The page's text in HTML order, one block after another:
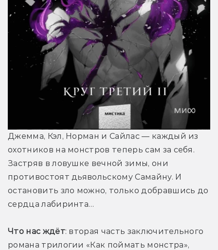
Джемма, Кэл, Норман и Сайлас — каждый из
охотников на монстров теперь сам за себя.
Застряв в ловушке вечной зимы, они
противостоят дьявольскому Самайну. И
остановить зло можно, только добравшись до
сердца лабиринта…
Что нас ждёт: вторая часть заключительного
романа трилогии «Как поймать монстра»,